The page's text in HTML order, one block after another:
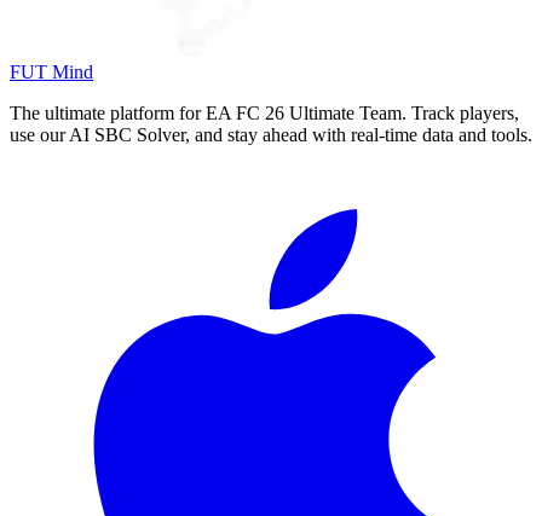
FUT Mind
The ultimate platform for EA FC 26 Ultimate Team. Track players,
use our AI SBC Solver, and stay ahead with real-time data and tools.